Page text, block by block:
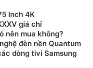
Inch 4K
giá chỉ
nên mua không?
đèn nền Quantum
dòng tivi Samsung